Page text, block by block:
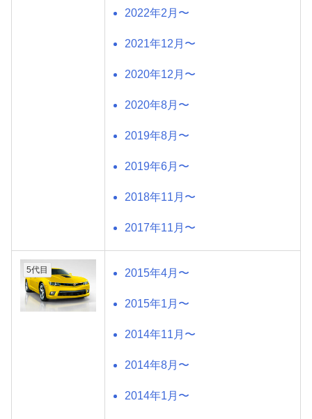
2022年2月〜
2021年12月〜
2020年12月〜
2020年8月〜
2019年8月〜
2019年6月〜
2018年11月〜
2017年11月〜
5代目 2015年4月〜
2015年1月〜
2014年11月〜
2014年8月〜
2014年1月〜